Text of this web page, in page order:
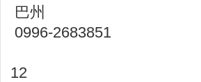
巴州
0996-2683851
12